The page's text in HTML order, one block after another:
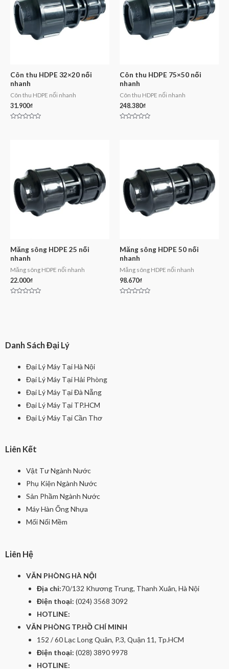
Côn thu HDPE 32×20 nối
nhanh
Côn thu HDPE nối nhanh
31.900₫
Côn thu HDPE 75×50 nối
nhanh
Côn thu HDPE nối nhanh
248.380₫
Măng sông HDPE 25 nối
nhanh
Măng sông HDPE nối nhanh
22.000₫
Măng sông HDPE 50 nối
nhanh
Măng sông HDPE nối nhanh
98.670₫
Danh Sách Đại Lý
Đại Lý Máy Tại Hà Nội
Đại Lý Máy Tại Hải Phòng
Đại Lý Máy Tại Đà Nẵng
Đại Lý Máy Tại TP.HCM
Đại Lý Máy Tại Cần Thơ
Liên Kết
Vật Tư Ngành Nước
Phụ Kiện Ngành Nước
Sản Phầm Ngành Nước
Máy Hàn Ống Nhựa
Mối Nối Mềm
Liên Hệ
VĂN PHÒNG HÀ NỘI
Địa chỉ:70/132 Khương Trung, Thanh Xuân, Hà Nội
Điện thoại: (024) 3568 3092
HOTLINE:
VĂN PHÒNG TP.HỒ CHÍ MINH
152 / 60 Lạc Long Quân, P.3, Quận 11, Tp.HCM
Điện thoại: (028) 3890 9978
HOTLINE: